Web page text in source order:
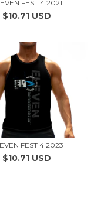
FEST 4 2021
$10.71 USD
FEST 4 2023
$10.71 USD